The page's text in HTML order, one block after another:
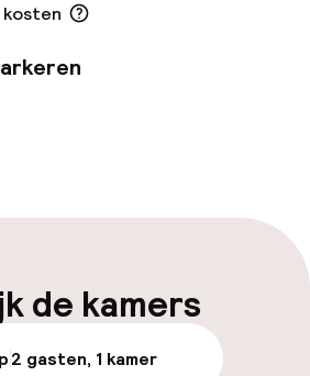
mogelijk
de kamers
2 gasten, 1 kamer